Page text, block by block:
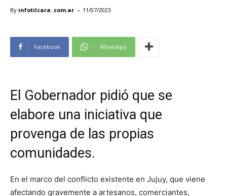
By infotilcara .com.ar - 11/07/2023
Facebook WhatsApp
El Gobernador pidió que se
elabore una iniciativa que
provenga de las propias
comunidades.
En el marco del conflicto existente en Jujuy, que viene
afectando gravemente a artesanos, comerciantes,